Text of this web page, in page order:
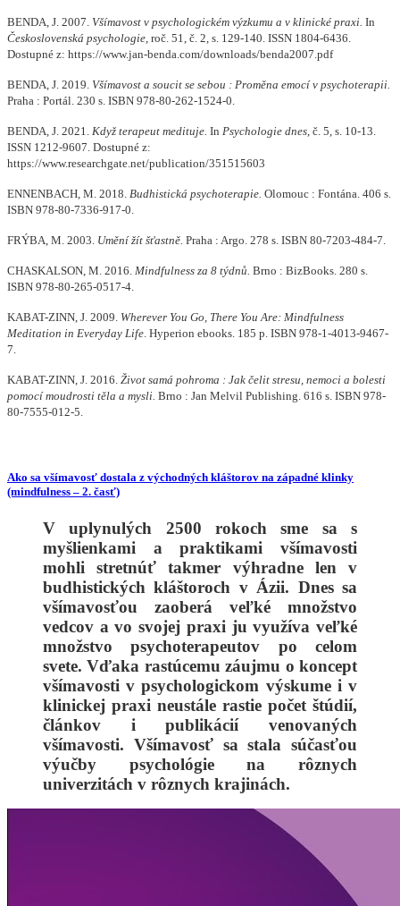
BENDA, J. 2007. Všímavost v psychologickém výzkumu a v klinické praxi. In
Československá psychologie, roč. 51, č. 2, s. 129-140. ISSN 1804-6436.
Dostupné z: https://www.jan-benda.com/downloads/benda2007.pdf
BENDA, J. 2019. Všímavost a soucit se sebou : Proměna emocí v psychoterapii.
Praha : Portál. 230 s. ISBN 978-80-262-1524-0.
BENDA, J. 2021. Když terapeut medituje. In Psychologie dnes, č. 5, s. 10-13.
ISSN 1212-9607. Dostupné z:
https://www.researchgate.net/publication/351515603
ENNENBACH, M. 2018. Budhistická psychoterapie. Olomouc : Fontána. 406 s.
ISBN 978-80-7336-917-0.
FRÝBA, M. 2003. Umění žít šťastně. Praha : Argo. 278 s. ISBN 80-7203-484-7.
CHASKALSON, M. 2016. Mindfulness za 8 týdnů. Brno : BizBooks. 280 s.
ISBN 978-80-265-0517-4.
KABAT-ZINN, J. 2009. Wherever You Go, There You Are: Mindfulness
Meditation in Everyday Life. Hyperion ebooks. 185 p. ISBN 978-1-4013-9467-
7.
KABAT-ZINN, J. 2016. Život samá pohroma : Jak čelit stresu, nemoci a bolesti
pomocí moudrosti těla a mysli. Brno : Jan Melvil Publishing. 616 s. ISBN 978-
80-7555-012-5.
Ako sa všímavosť dostala z východných kláštorov na západné klinky
(mindfulness – 2. časť)
V uplynulých 2500 rokoch sme sa s
myšlienkami a praktikami všímavosti
mohli stretnúť takmer výhradne len v
budhistických kláštoroch v Ázii. Dnes sa
všímavosťou zaoberá veľké množstvo
vedcov a vo svojej praxi ju využíva veľké
množstvo psychoterapeutov po celom
svete. Vďaka rastúcemu záujmu o koncept
všímavosti v psychologickom výskume i v
klinickej praxi neustále rastie počet štúdií,
článkov i publikácií venovaných
všímavosti. Všímavosť sa stala súčasťou
výučby psychológie na rôznych
univerzitách v rôznych krajinách.